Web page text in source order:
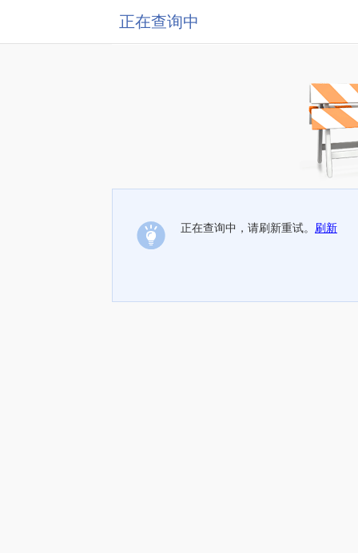
正在查询中
正在查询中，请刷新重试。 刷新